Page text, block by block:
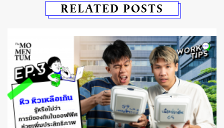
RELATED POSTS